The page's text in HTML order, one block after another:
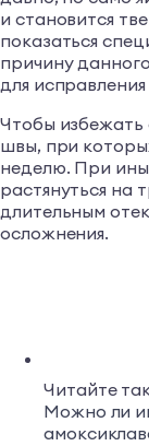
и становится
показаться
причину
для
Чтобы избежать
швы, при
неделю. При
растянуться на
длительным
осложнения.
Читайте
Можно ли